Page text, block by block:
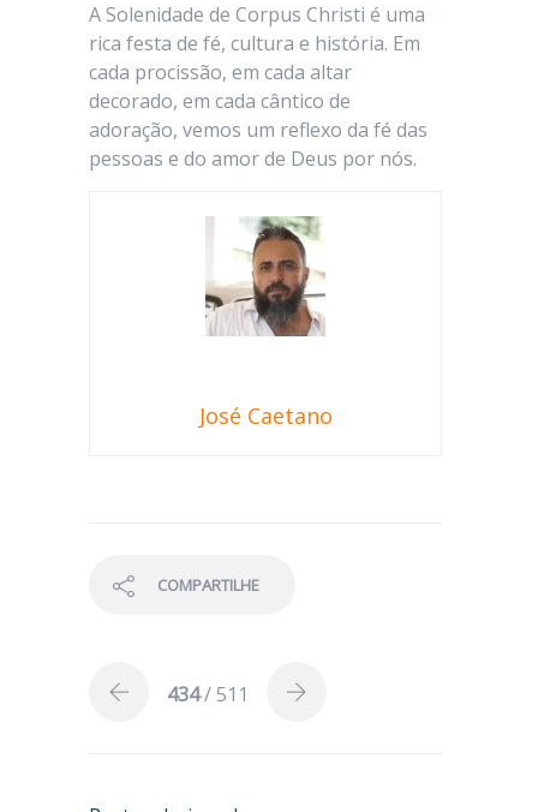
A Solenidade de Corpus Christi é uma
rica festa de fé, cultura e história. Em
cada procissão, em cada altar
decorado, em cada cântico de
adoração, vemos um reflexo da fé das
pessoas e do amor de Deus por nós.
José Caetano
COMPARTILHE
434/ 511